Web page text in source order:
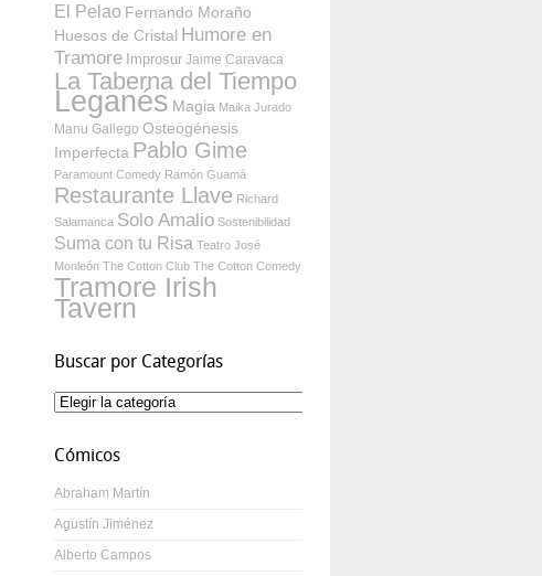
El Pelao Fernando Moraño
Huesos de Cristal Humore en
Tramore Improsur Jaime Caravaca
La Taberna del Tiempo
Leganés Magia Maika Jurado
Manu Gallego Osteogénesis
Imperfecta Pablo Gime
Paramount Comedy Ramón Guamá
Restaurante Llave Richard
Salamanca Solo Amalio Sostenibilidad
Suma con tu Risa Teatro José
Monleón The Cotton Club The Cotton Comedy
Tramore Irish
Tavern
Buscar por Categorías
Buscar
Cómicos
Abraham Martín
Agustín Jiménez
Alberto Campos